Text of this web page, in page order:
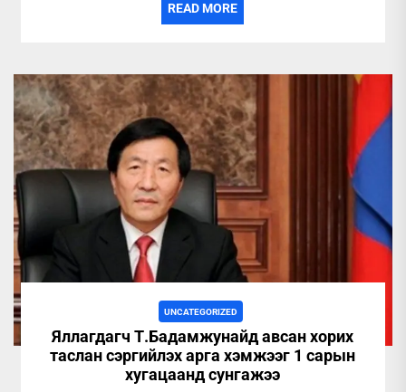
READ MORE
UNCATEGORIZED
Яллагдагч Т.Бадамжунайд авсан хорих
таслан сэргийлэх арга хэмжээг 1 сарын
хугацаанд сунгажээ